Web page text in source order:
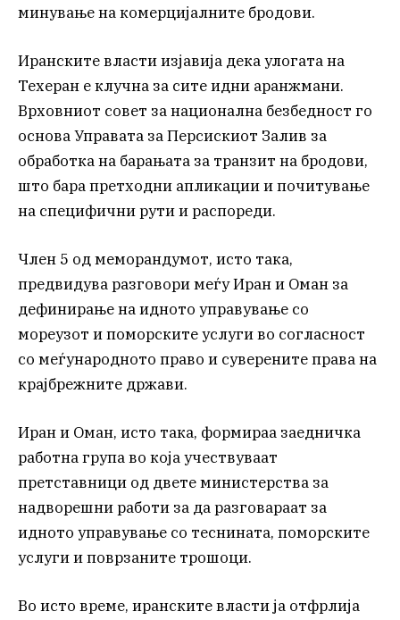
минување на комерцијалните бродови.
Иранските власти изјавија дека улогата на
Техеран е клучна за сите идни аранжмани.
Врховниот совет за национална безбедност го
основа Управата за Персискиот Залив за
обработка на барањата за транзит на бродови,
што бара претходни апликации и почитување
на специфични рути и распореди.
Член 5 од меморандумот, исто така,
предвидува разговори меѓу Иран и Оман за
дефинирање на идното управување со
мореузот и поморските услуги во согласност
со меѓународното право и суверените права на
крајбрежните држави.
Иран и Оман, исто така, формираа заедничка
работна група во која учествуваат
претставници од двете министерства за
надворешни работи за да разговараат за
идното управување со теснината, поморските
услуги и поврзаните трошоци.
Во исто време, иранските власти ја отфрлија